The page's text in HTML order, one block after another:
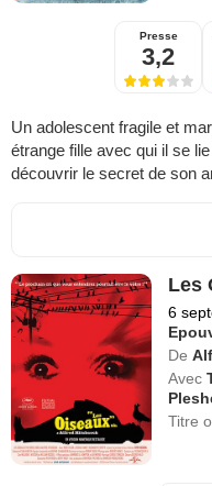
Presse
3,2
Un adolescent fragile et
étrange fille avec qui il se
découvrir le secret de son
Les
6
De
Avec
Titre